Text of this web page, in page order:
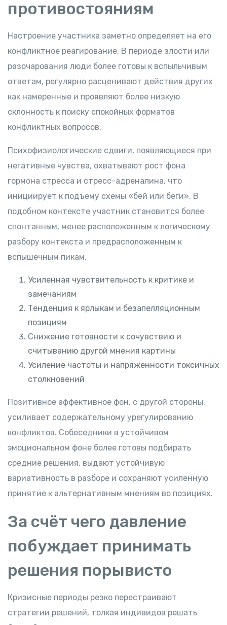
противостояниям
Настроение участника заметно определяет на его
конфликтное реагирование. В периоде злости или
разочарования люди более готовы к вспыльчивым
ответам, регулярно расценивают действия других
как намеренные и проявляют более низкую
склонность к поиску спокойных форматов
конфликтных вопросов.
Психофизиологические сдвиги, появляющиеся при
негативные чувства, охватывают рост фона
гормона стресса и стресс-адреналина, что
инициирует к подъему схемы «бей или беги». В
подобном контексте участник становится более
спонтанным, менее расположенным к логическому
разбору контекста и предрасположенным к
вспышечным пикам.
Усиленная чувствительность к критике и
замечаниям
Тенденция к ярлыкам и безапелляционным
позициям
Снижение готовности к сочувствию и
считыванию другой мнения картины
Усиление частоты и напряженности токсичных
столкновений
Позитивное аффективное фон, с другой стороны,
усиливает содержательному урегулированию
конфликтов. Собеседники в устойчивом
эмоциональном фоне более готовы подбирать
средние решения, выдают устойчивую
вариативность в разборе и сохраняют усиленную
принятие к альтернативным мнениям во позициях.
За счёт чего давление
побуждает принимать
решения порывисто
Кризисные периоды резко перестраивают
стратегии решений, толкая индивидов решать